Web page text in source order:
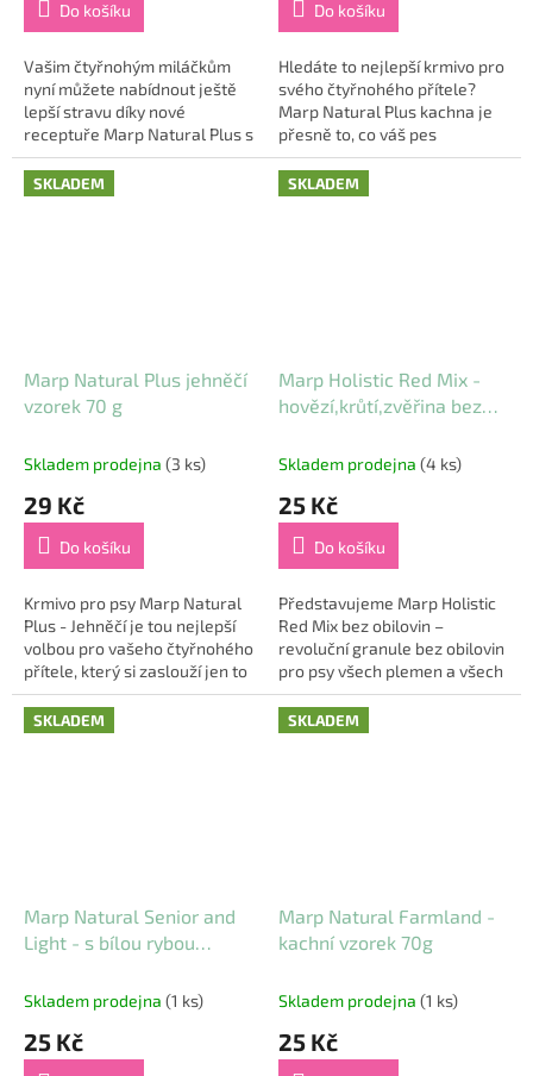
Do košíku
Vašim čtyřnohým miláčkům
nyní můžete nabídnout ještě
lepší stravu díky nové
receptuře Marp Natural Plus s
lososem. Toto vysoce kvalitní
krmivo přináší několik
vylepšení, která...
Do košíku
Hledáte to nejlepší krmivo pro
svého čtyřnohého přítele?
Marp Natural Plus kachna je
přesně to, co váš pes
potřebuje! Nová receptura
přináší kvalitu a inovaci, díky
které vašeho...
SKLADEM
Marp Natural Plus jehněčí
vzorek 70 g
Skladem prodejna (3 ks)
29 Kč
Do košíku
Krmivo pro psy Marp Natural
Plus - Jehněčí je tou nejlepší
volbou pro vašeho čtyřnohého
přítele, který si zaslouží jen to
nejlepší. Tato inovativní
receptura perfektně
vyvažuje...
SKLADEM
Marp Holistic Red Mix -
hovězí,krůtí,zvěřina bez
Skladem prodejna (4 ks)
25 Kč
Do košíku
Představujeme Marp Holistic
Red Mix bez obilovin –
revoluční granule bez obilovin
pro psy všech plemen a všech
věkových období, ideální pro
štěňata a štěňata velkých
plemen,...
SKLADEM
Marp Natural Senior and
Light - s bílou rybou
Skladem prodejna (1 ks)
25 Kč
SKLADEM
Marp Natural Farmland -
kachní vzorek 70g
Skladem prodejna (1 ks)
25 Kč